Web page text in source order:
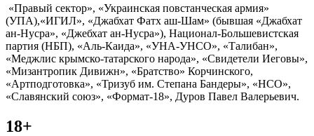
«Правый сектор», «Украинская повстанческая армия»
(УПА),«ИГИЛ», «Джабхат Фатх аш-Шам» (бывшая «Джабхат
ан-Нусра», «Джебхат ан-Нусра»), Национал-Большевистская
партия (НБП), «Аль-Каида», «УНА-УНСО», «Талибан»,
«Меджлис крымско-татарского народа», «Свидетели Иеговы»,
«Мизантропик Дивижн», «Братство» Корчинского,
«Артподготовка», «Тризуб им. Степана Бандеры», «НСО»,
«Славянский союз», «Формат-18», Дуров Павел Валерьевич.
18+